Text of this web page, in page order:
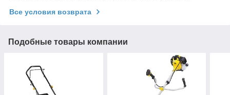
Все условия возврата
Подобные товары компании